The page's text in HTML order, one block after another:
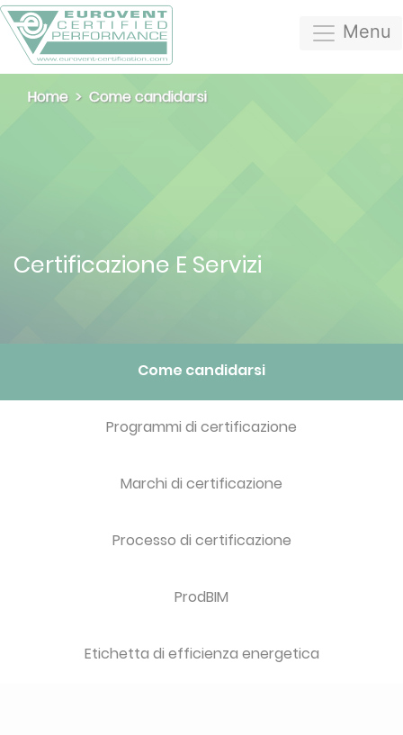
Menu
Home Come candidarsi
Certificazione E Servizi
Come candidarsi
Programmi di certificazione
Marchi di certificazione
Processo di certificazione
ProdBIM
Etichetta di efficienza energetica